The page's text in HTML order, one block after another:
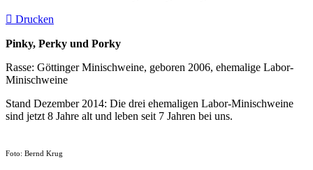
Drucken
Pinky, Perky und Porky
Rasse: Göttinger Minischweine, geboren 2006, ehemalige Labor-
Minischweine
Stand Dezember 2014: Die drei ehemaligen Labor-Minischweine
sind jetzt 8 Jahre alt und leben seit 7 Jahren bei uns.
Foto: Bernd Krug